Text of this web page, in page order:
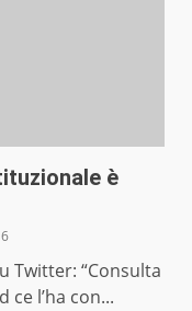
è
Twitter: “Consulta
ce l’ha con...